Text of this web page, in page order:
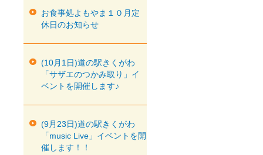
お食事処よもやま１０月定
休日のお知らせ
(10月1日)道の駅きくがわ
「サザエのつかみ取り」イ
ベントを開催します♪
(9月23日)道の駅きくがわ
「music Live」イベントを開
催します！！